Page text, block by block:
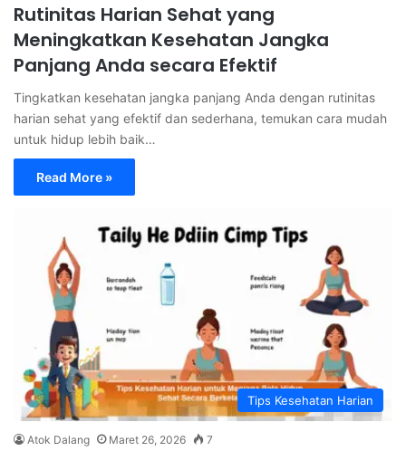
Rutinitas Harian Sehat yang
Meningkatkan Kesehatan Jangka
Panjang Anda secara Efektif
Tingkatkan kesehatan jangka panjang Anda dengan rutinitas
harian sehat yang efektif dan sederhana, temukan cara mudah
untuk hidup lebih baik…
Read More »
Tips Kesehatan Harian
Atok Dalang Maret 26, 2026 7